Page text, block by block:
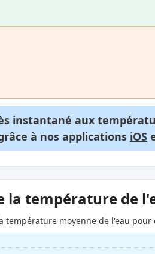
instantané aux
à nos applications iOS
la température de
température moyenne de l'eau